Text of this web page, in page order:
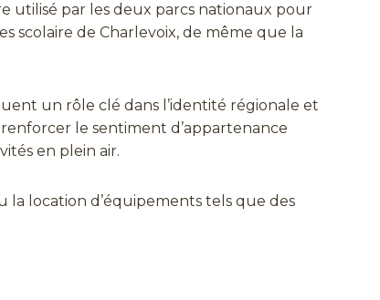
utilisé par les deux parcs nationaux pour
scolaire de Charlevoix, de même que la
un rôle clé dans l’identité régionale et
le sentiment d’appartenance
en plein air.
la location d’équipements tels que des